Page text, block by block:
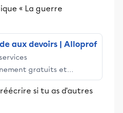
« La guerre
aux devoirs | Alloprof
gratuits et
engage les élèves
dans la réussite
si tu as d'autres